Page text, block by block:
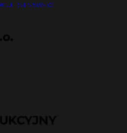
LS 5W-30